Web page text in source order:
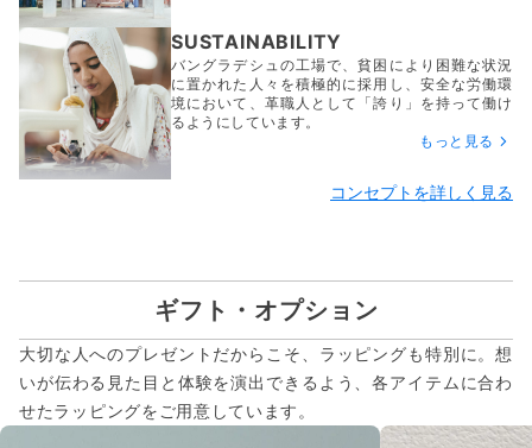
SUSTAINABILITY
バングラデシュの工場で、貧困により困難な状況
に置かれた人々を積極的に採用し、安全な労働環
境において、革職人として「誇り」を持って働け
るようにしています。
もっと見る
コンセプトを詳しく見る
ギフト・オプション
大切な人へのプレゼントだからこそ、ラッピングも特別に。想
いが伝わる見た目と体験を演出できるよう、各アイテムに合わ
せたラッピングをご用意しています。